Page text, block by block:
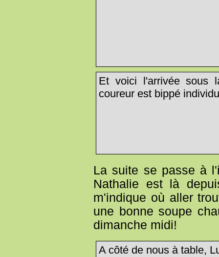
Et voici l'arrivée sous
coureur est bippé
La suite se passe à
Nathalie est là
m'indique où aller
une bonne soupe
dimanche midi!
A côté de nous à table,